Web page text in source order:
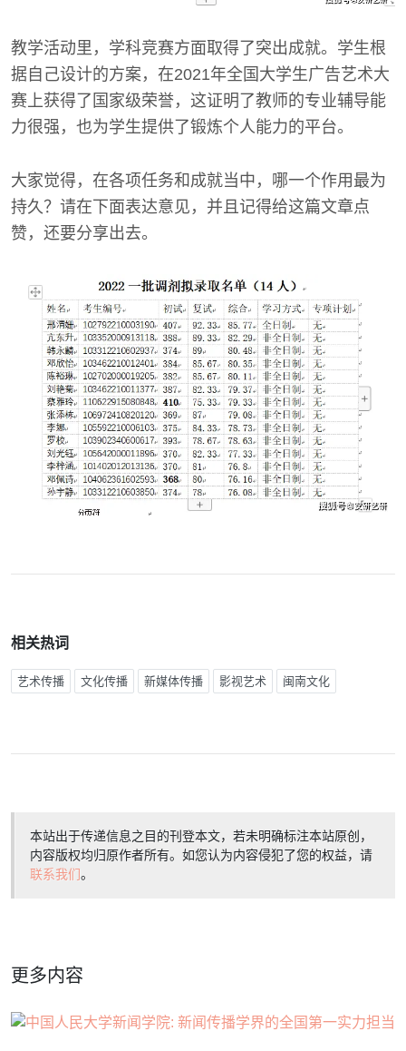
教学活动里，学科竞赛方面取得了突出成就。学生根
据自己设计的方案，在2021年全国大学生广告艺术大
赛上获得了国家级荣誉，这证明了教师的专业辅导能
力很强，也为学生提供了锻炼个人能力的平台。
大家觉得，在各项任务和成就当中，哪一个作用最为
持久？请在下面表达意见，并且记得给这篇文章点
赞，还要分享出去。
相关热词
艺术传播 文化传播 新媒体传播 影视艺术 闽南文化
本站出于传递信息之目的刊登本文，若未明确标注本站原创，
内容版权均归原作者所有。如您认为内容侵犯了您的权益，请
联系我们。
更多内容